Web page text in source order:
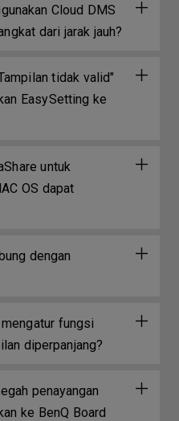
Cloud DMS
dari jarak jauh?
tidak valid"
EasySetting ke
untuk
OS dapat
dengan
fungsi
diperpanjang?
penayangan
ke BenQ Board